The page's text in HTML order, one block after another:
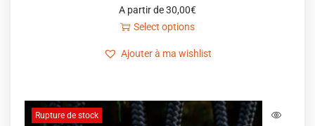
A partir de30,00€
Select options
Ajouter à ma wishlist
Rupture de stock